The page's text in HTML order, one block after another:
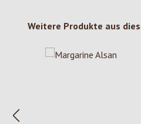
Produktgalerie überspringen
Weitere Produkte aus